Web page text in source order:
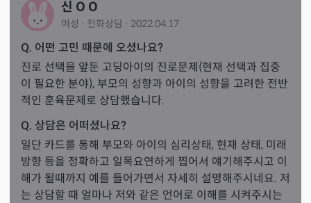
신 O O
여성 · 전화상담 · 2022.04.17
Q. 어떤 고민 때문에 오셨나요?
진로 선택을 앞둔 고딩아이의 진로문제(현재 선택과 집중
이 필요한 분야), 부모의 성향과 아이의 성향을 고려한 전반
적인 훈육문제로 상담했습니다.
Q. 상담은 어떠셨나요?
일단 카드를 통해 부모와 아이의 심리상태, 현재 상태, 미래
방향 등을 정확하고 일목요연하게 찝어서 얘기해주시고 이
해가 될때까지 예를 들어가면서 자세히 설명해주시네요. 저
는 상담할 때 얼마나 저와 같은 언어로 이해를 시켜주시는